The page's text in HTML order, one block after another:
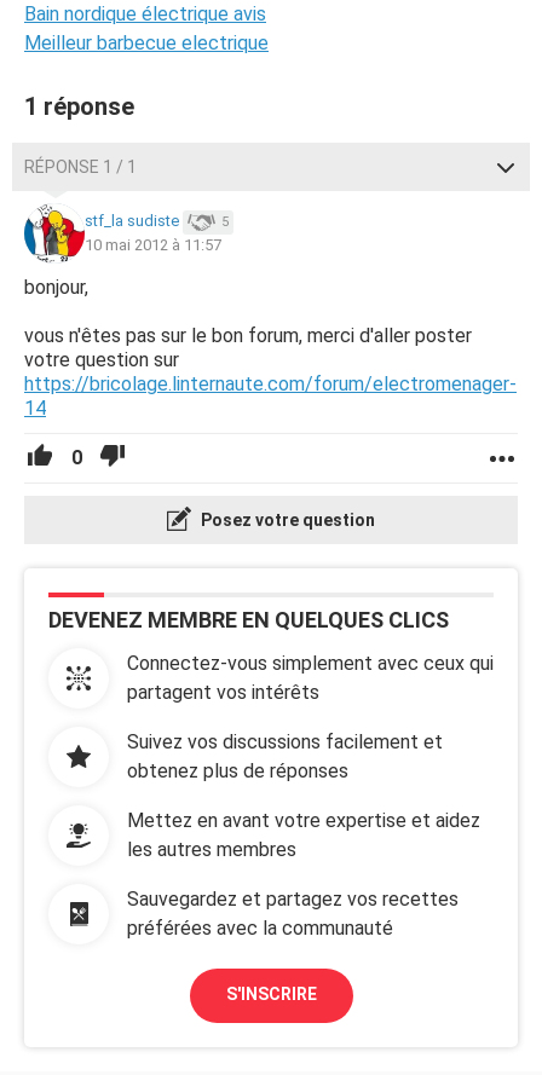
Bain nordique électrique avis
Meilleur barbecue electrique
1 réponse
RÉPONSE 1 / 1
stf_la sudiste 5
10 mai 2012 à 11:57
bonjour,
vous n'êtes pas sur le bon forum, merci d'aller poster
votre question sur
https://bricolage.linternaute.com/forum/electromenager-
14
0
Posez votre question
DEVENEZ MEMBRE EN QUELQUES CLICS
Connectez-vous simplement avec ceux qui
partagent vos intérêts
Suivez vos discussions facilement et
obtenez plus de réponses
Mettez en avant votre expertise et aidez
les autres membres
Sauvegardez et partagez vos recettes
préférées avec la communauté
S'INSCRIRE